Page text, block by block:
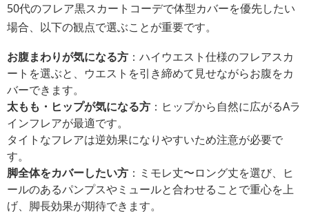
50代のフレア黒スカートコーデで体型カバーを優先したい
場合、以下の観点で選ぶことが重要です。
お腹まわりが気になる方 ：ハイウエスト仕様のフレアスカ
ートを選ぶと、ウエストを引き締めて見せながらお腹をカ
バーできます。
太もも・ヒップが気になる方 ：ヒップから自然に広がるAラ
インフレアが最適です。
タイトなフレアは逆効果になりやすいため注意が必要で
す。
脚全体をカバーしたい方 ：ミモレ丈〜ロング丈を選び、ヒ
ールのあるパンプスやミュールと合わせることで重心を上
げ、脚長効果が期待できます。